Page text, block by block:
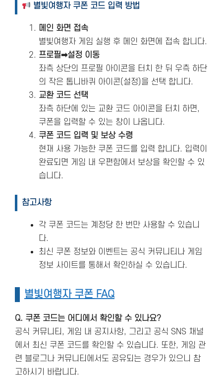
별빛여행자 쿠폰 코드 입력 방법
메인 화면 접속
별빛여행자 게임 실행 후 메인 화면에 접속 합니다.
프로필➡설정 이동
좌측 상단의 프로필 아이콘을 터치 한 뒤 우측 하단
의 작은 톱니바퀴 아이콘(설정)을 선택 합니다.
교환 코드 선택
좌측 하단에 있는 교환 코드 아이콘을 터치 하면,
쿠폰을 입력할 수 있는 창이 나옵니다.
쿠폰 코드 입력 및 보상 수령
현재 사용 가능한 쿠폰 코드를 입력 합니다. 입력이
완료되면 게임 내 우편함에서 보상을 확인할 수 있
습니다.
참고사항
각 쿠폰 코드는 계정당 한 번만 사용할 수 있습니
다.
최신 쿠폰 정보와 이벤트는 공식 커뮤니티나 게임
정보 사이트를 통해서 확인하실 수 있습니다.
별빛여행자 쿠폰 FAQ
Q. 쿠폰 코드는 어디에서 확인할 수 있나요?
공식 커뮤니티, 게임 내 공지사항, 그리고 공식 SNS 채널
에서 최신 쿠폰 코드를 확인할 수 있습니다. 또한, 게임 관
련 블로그나 커뮤니티에서도 공유되는 경우가 있으니 참
고하시기 바랍니다.